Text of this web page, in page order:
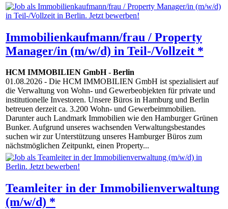
Immobilienkaufmann/frau / Property
Manager/in (m/w/d) in Teil-/Vollzeit *
HCM IMMOBILIEN GmbH- Berlin
01.08.2026 - Die HCM IMMOBILIEN GmbH ist spezialisiert auf
die Verwaltung von Wohn- und Gewerbeobjekten für private und
institutionelle Investoren. Unsere Büros in Hamburg und Berlin
betreuen derzeit ca. 3.200 Wohn- und Gewerbeimmobilien.
Darunter auch Landmark Immobilien wie den Hamburger Grünen
Bunker. Aufgrund unseres wachsenden Verwaltungsbestandes
suchen wir zur Unterstützung unseres Hamburger Büros zum
nächstmöglichen Zeitpunkt, einen Property...
Teamleiter in der Immobilienverwaltung
(m/w/d) *